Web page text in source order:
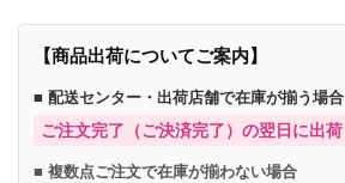
【商品出荷についてご案内】
■ 配送センター・出荷店舗で在庫が揃う場合
ご注文完了（ご決済完了）の翌日に出荷
■ 複数点ご注文で在庫が揃わない場合